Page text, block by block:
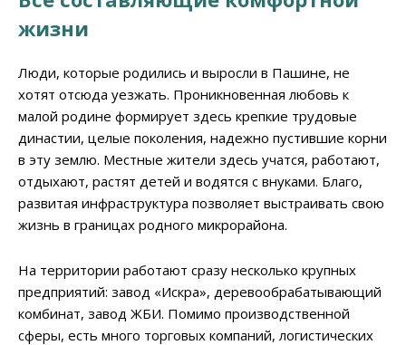
жизни
Люди, которые родились и выросли в Пашине, не
хотят отсюда уезжать. Проникновенная любовь к
малой родине формирует здесь крепкие трудовые
династии, целые поколения, надежно пустившие корни
в эту землю. Местные жители здесь учатся, работают,
отдыхают, растят детей и водятся с внуками. Благо,
развитая инфраструктура позволяет выстраивать свою
жизнь в границах родного микрорайона.
На территории работают сразу несколько крупных
предприятий: завод «Искра», деревообрабатывающий
комбинат, завод ЖБИ. Помимо производственной
сферы, есть много торговых компаний, логистических